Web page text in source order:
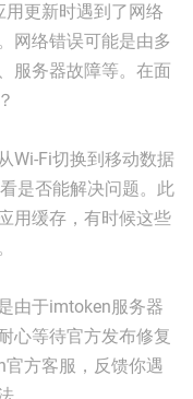
更新时遇到了网络
网络错误可能是由多
服务器故障等。在面
Wi-Fi切换到移动数据
是否能解决问题。此
用缓存，有时候这些
由于imtoken服务器
心等待官方发布修复
方客服，反馈你遇